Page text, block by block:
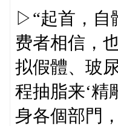
▷“起首，自
费者相信，
拟假體、玻
程抽脂来‘精
身各個部門